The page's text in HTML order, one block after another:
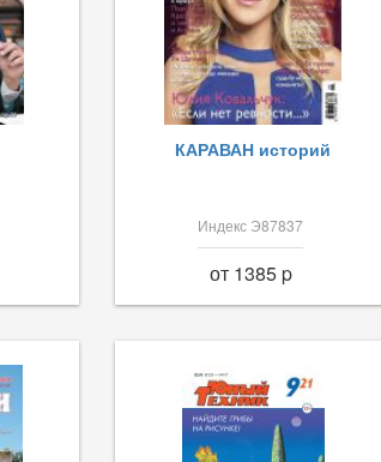
КАРАВАН историй
Индекс Э87837
от 1385 p